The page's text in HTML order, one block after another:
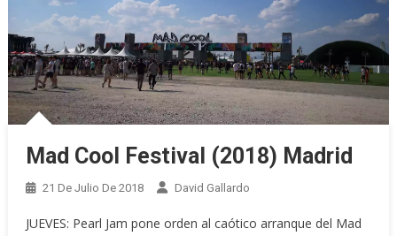
Mad Cool Festival (2018) Madrid
21 De Julio De 2018 David Gallardo
JUEVES: Pearl Jam pone orden al caótico arranque del Mad